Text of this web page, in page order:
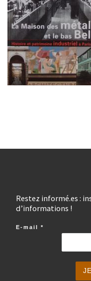
Restez informé.es :
d’informations !
E-mail *